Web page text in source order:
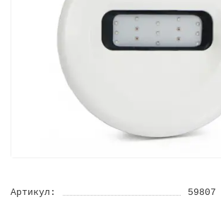
Артикул:
59807